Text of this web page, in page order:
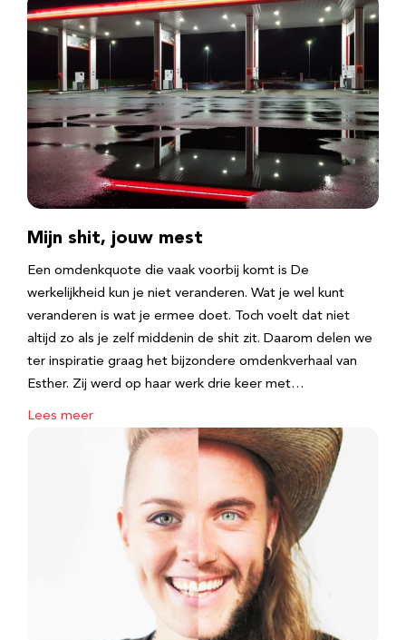
Mijn shit, jouw mest
Een omdenkquote die vaak voorbij komt is De
werkelijkheid kun je niet veranderen. Wat je wel kunt
veranderen is wat je ermee doet. Toch voelt dat niet
altijd zo als je zelf middenin de shit zit. Daarom delen we
ter inspiratie graag het bijzondere omdenkverhaal van
Esther. Zij werd op haar werk drie keer met…
Lees meer